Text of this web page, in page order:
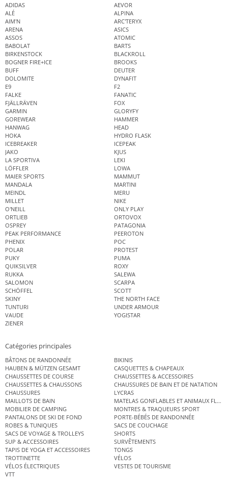
ADIDAS
AEVOR
ALÉ
ALPINA
AIM'N
ARC'TERYX
ARENA
ASICS
ASSOS
ATOMIC
BABOLAT
BARTS
BIRKENSTOCK
BLACKROLL
BOGNER FIRE+ICE
BROOKS
BUFF
DEUTER
DOLOMITE
DYNAFIT
E9
F2
FALKE
FANATIC
FJÄLLRÄVEN
FOX
GARMIN
GLORYFY
GOREWEAR
HAMMER
HANWAG
HEAD
HOKA
HYDRO FLASK
ICEBREAKER
ICEPEAK
JAKO
KJUS
LA SPORTIVA
LEKI
LÖFFLER
LOWA
MAIER SPORTS
MAMMUT
MANDALA
MARTINI
MEINDL
MERU
MILLET
NIKE
O'NEILL
ONLY PLAY
ORTLIEB
ORTOVOX
OSPREY
PATAGONIA
PEAK PERFORMANCE
PEEROTON
PHENIX
POC
POLAR
PROTEST
PUKY
PUMA
QUIKSILVER
ROXY
RUKKA
SALEWA
SALOMON
SCARPA
SCHÖFFEL
SCOTT
SKINY
THE NORTH FACE
TUNTURI
UNDER ARMOUR
VAUDE
YOGISTAR
ZIENER
Catégories principales
BÂTONS DE RANDONNÉE
BIKINIS
HAUBEN & MÜTZEN GESAMT
CASQUETTES & CHAPEAUX
CHAUSSETTES DE COURSE
CHAUSSETTES & ACCESSOIRES
CHAUSSETTES & CHAUSSONS
CHAUSSURES DE BAIN ET DE NATATION
CHAUSSURES
LYCRAS
MAILLOTS DE BAIN
MATELAS GONFLABLES ET ANIMAUX
MOBILIER DE CAMPING
MONTRES & TRAQUEURS SPORT
PANTALONS DE SKI DE FOND
PORTE-BÉBÉS DE RANDONNÉE
ROBES & TUNIQUES
SACS DE COUCHAGE
SACS DE VOYAGE & TROLLEYS
SHORTS
SUP & ACCESSOIRES
SURVÊTEMENTS
TAPIS DE YOGA ET ACCESSOIRES
TONGS
TROTTINETTE
VÉLOS
VÉLOS ÉLECTRIQUES
VESTES DE TOURISME
VTT